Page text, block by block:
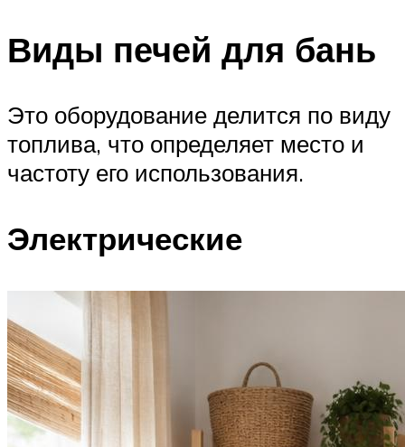
Виды печей для бань
Это оборудование делится по виду
топлива, что определяет место и
частоту его использования.
Электрические